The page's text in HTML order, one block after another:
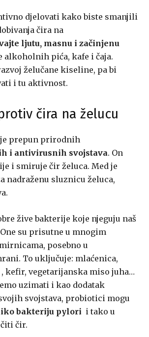
djelovati kako biste smanjili
čira na
ljutu, masnu i začinjenu
alkoholnih pića, kafe i čaja.
želučane kiseline, pa bi
i tu aktivnost.
čira na želucu
je prepun prirodnih
i antivirusnih svojstava. On
i smiruje čir želuca. Med je
nadraženu sluznicu želuca,
žive bakterije koje njeguju naš
su prisutne u mnogim
posebno u
To uključuje: mlaćenica,
kefir, vegetarijanska miso juha…
uzimati i kao dodatak
svojstava, probiotici mogu
bakteriju pylori i tako u
čir.